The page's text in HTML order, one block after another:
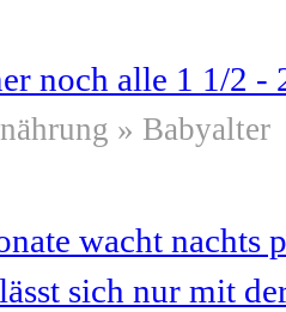
noch alle 1 1/2 -
» Babyalter
wacht nachts
sich nur mit